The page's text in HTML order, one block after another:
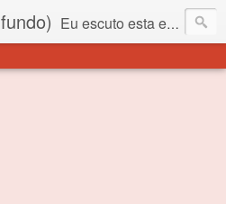
Eu escuto esta expressão "saco de filó" desde criança. Para quem não sabe, filó é um tecido todo furadinho e permite que um saco feito com ele, mesmo que muito exposto ao ar soprado para dentro, nunca vai se encher. Aí está o propósito deste nome... Para viver em sociedade tem que ter saco de filó.